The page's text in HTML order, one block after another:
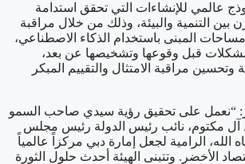
عالمي للإنشاءات التي تحقق استدامة
بين التنمية والبيئة، وذلك من خلال مراقبة
المبنى باستخدام الذكاء الاصطناعي،
قبل وقوعها وتشخيصها عن بعد،
وتحسين مراقبة الامتثال والتقييم المبكر
“نعمل على تحقيق رؤية سيدي صاحب السمو
آل مكتوم، نائب رئيس الدولة رئيس مجلس
الله، الرامية لجعل إمارة دبي مركزاً عالمياً
الأخضر. وتتبنى الهيئة أحدث حلول الثورة